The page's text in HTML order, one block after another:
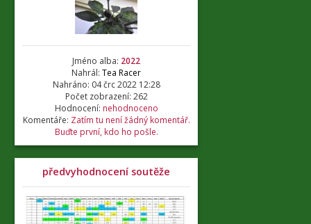
Jméno alba: 2022
Nahrál: Tea Racer
Nahráno: 04 črc 2022 12:28
Počet zobrazení: 262
Hodnocení: nehodnoceno
Komentáře: Zatím tu není žádný komentář.
Buďte první, kdo ho pošle.
předvyhodnocení soutěže